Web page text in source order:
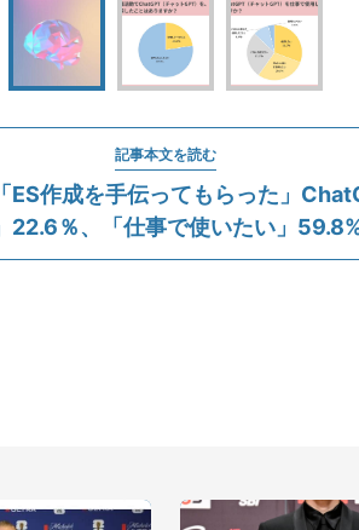
記事本文を読む
ES作成を手伝ってもらった」
22.6％、「仕事で使いたい」